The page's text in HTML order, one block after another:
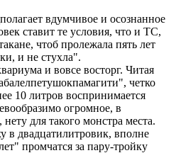
вдумчивое и осознанное
ставит те условия, что и ТС,
чтоб пролежала пять лет
и не стухла".
и вовсе восторг. Читая
четко
10 литров воспринимается
огромное, в
для такого монстра места.
в двадцатилитровик, вполне
промчатся за пару-тройку